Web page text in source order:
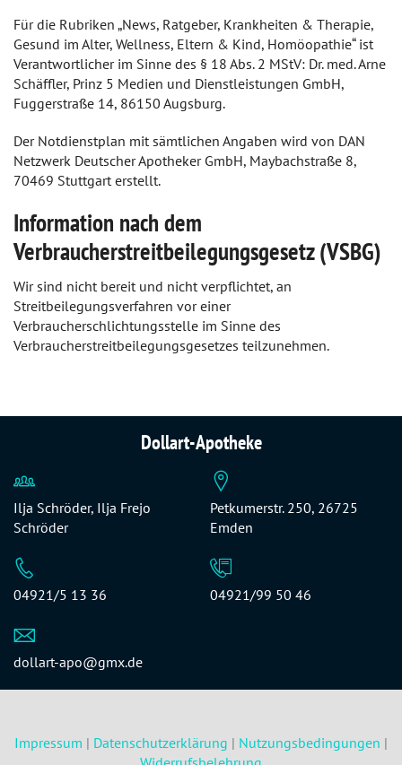
Für die Rubriken „News, Ratgeber, Krankheiten & Therapie,
Gesund im Alter, Wellness, Eltern & Kind, Homöopathie“ ist
Verantwortlicher im Sinne des § 18 Abs. 2 MStV: Dr. med. Arne
Schäffler, Prinz 5 Medien und Dienstleistungen GmbH,
Fuggerstraße 14, 86150 Augsburg.
Der Notdienstplan mit sämtlichen Angaben wird von DAN
Netzwerk Deutscher Apotheker GmbH, Maybachstraße 8,
70469 Stuttgart erstellt.
Information nach dem
Verbraucherstreitbeilegungsgesetz (VSBG)
Wir sind nicht bereit und nicht verpflichtet, an
Streitbeilegungsverfahren vor einer
Verbraucherschlichtungsstelle im Sinne des
Verbraucherstreitbeilegungsgesetzes teilzunehmen.
Dollart-Apotheke
Ilja Schröder, Ilja Frejo
Schröder
Petkumerstr. 250, 26725
Emden
04921/5 13 36 04921/99 50 46
dollart-apo@gmx.de
Impressum | Datenschutzerklärung | Nutzungsbedingungen |